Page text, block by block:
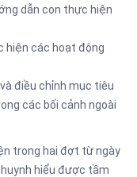
dẫn con thực hiện
hiện các hoạt động
điều chỉnh mục tiêu
các bối cảnh ngoài
trong hai đợt từ ngày
hiểu được tầm